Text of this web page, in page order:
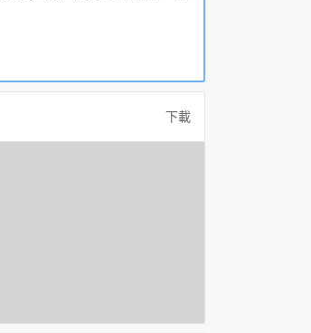
下載